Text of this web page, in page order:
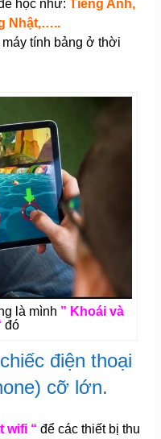
học như: Tiếng Anh,
Nhật,…..
máy tính bảng ở thời
là mình ” Khoái và
đó
điện thoại
cỡ lớn.
wifi “ để các thiết bị thu